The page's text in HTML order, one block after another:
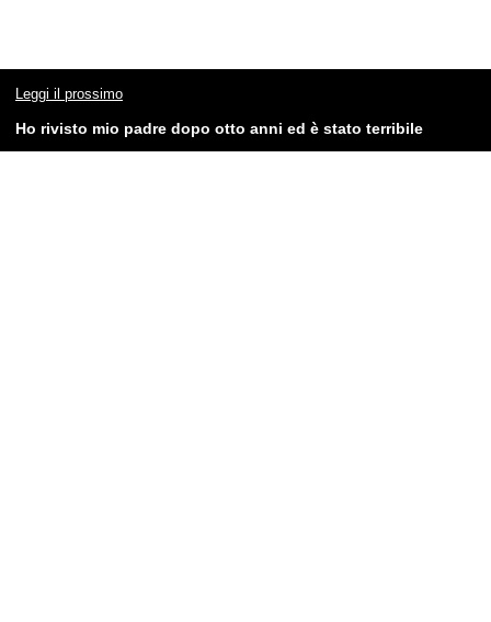
Leggi il prossimo
Ho rivisto mio padre dopo otto anni ed è stato terribile